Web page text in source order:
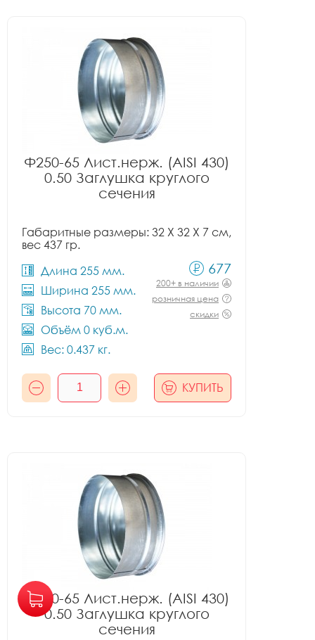
Ф250-65 Лист.нерж. (AISI 430)
0.50 Заглушка круглого
сечения
Габаритные размеры: 32 X 32 X 7 см,
вес 437 гр.
Длина 255 мм.
Ширина 255 мм.
Высота 70 мм.
Объём 0 куб.м.
Вес: 0.437 кг.
677
200+ в наличии
розничная цена
скидки
КУПИТЬ
Ф280-65 Лист.нерж. (AISI 430)
0.50 Заглушка круглого
сечения